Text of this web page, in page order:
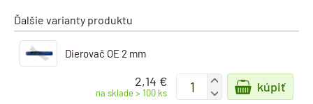
Ďalšie varianty produktu
Dierovač OE 2 mm
2,14 €
na sklade > 100 ks
+
-
kúpiť